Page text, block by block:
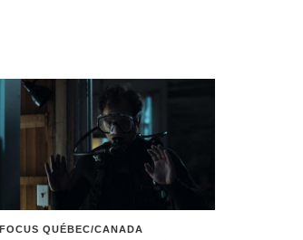
FOCUS QUÉBEC/CANADA